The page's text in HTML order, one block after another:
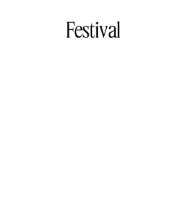
Festival